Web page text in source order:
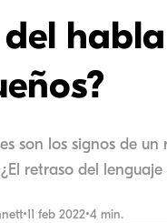
son los signos de
retraso del
•11 feb 2022•4 min.